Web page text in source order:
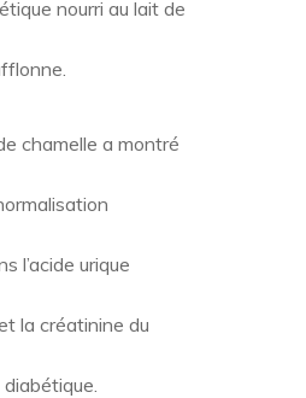
nourri au lait de
chamelle a montré
l’acide urique
la créatinine du
diabétique.